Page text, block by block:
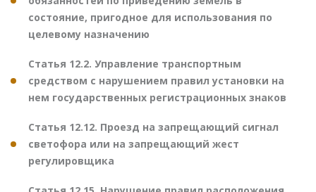
состояние, пригодное для использования по
целевому назначению
Статья 12.2. Управление транспортным
средством с нарушением правил установки на
нем государственных регистрационных знаков
Статья 12.12. Проезд на запрещающий сигнал
светофора или на запрещающий жест
регулировщика